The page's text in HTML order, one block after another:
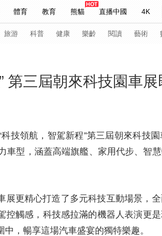
體育 教育 熊貓 直播中國 4K
式妙語 熱解讀 天天學習
主持人 下載央視影音
旅游 科普 健康 樂齡 閱讀 藝術
習式妙語 央視快評 央視網評 光華銳
頻道 VR/AR 4K專區 全景新聞
請入列
冬奧會 CBA NBA 中超 國足
體育江湖 文化體育 冰雪道路 足球道
第三屆朝來科技園車
技領航，智駕新程”第三屆朝來科技
車型，涵蓋高端旗艦、家用代步、智
展更精心打造了多元科技互動場景，
控觸感，科技感拉滿的機器人表演更
，暢享這場汽車盛宴的獨特樂趣。